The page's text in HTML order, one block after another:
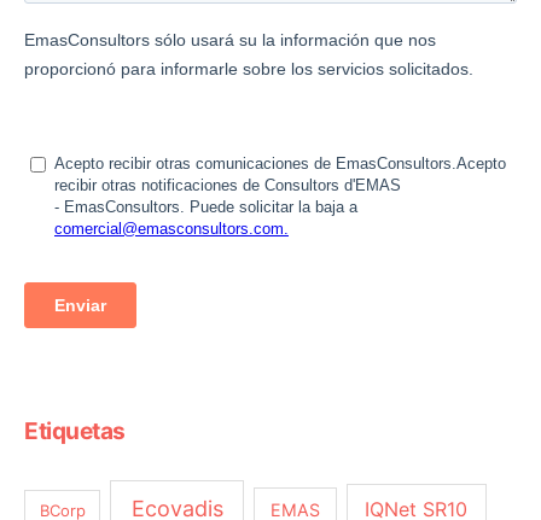
Etiquetas
BCorp Ecovadis EMAS IQNet SR10